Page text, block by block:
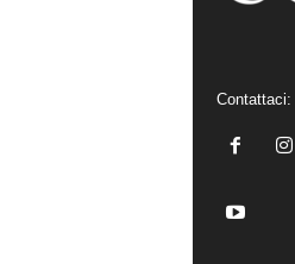
Contattaci: